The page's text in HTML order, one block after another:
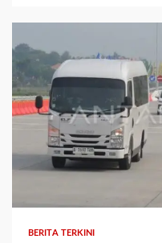
BERITA TERKINI